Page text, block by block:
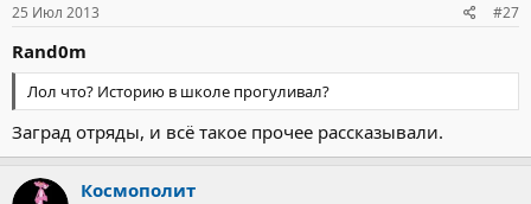
25 Июл 2013 #27
Rand0m
Лол что? Историю в школе прогуливал?
Заград отряды, и всё такое прочее рассказывали.
Космополит